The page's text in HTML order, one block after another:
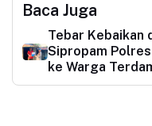
Baca Juga
Tebar Kebaikan
Sipropam Polres
ke Warga